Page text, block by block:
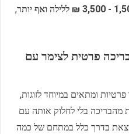
ללילה ואף יותר
,
פרטית לצימר עם
ומתאים במיוחד לזוגות,
מהבריכה בלי לחלוק אותה עם
בדרך כלל במתחם של כמה